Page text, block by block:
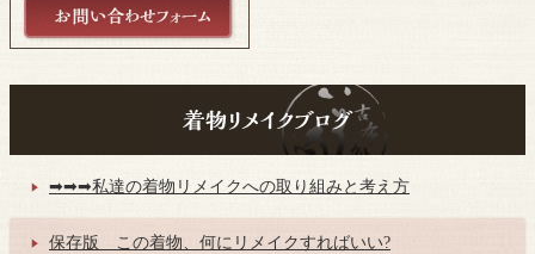
➡➡➡私達の着物リメイクへの取り組みと考え方
保存版 この着物、何にリメイクすればいい?